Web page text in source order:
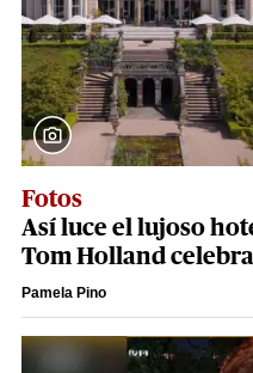
Fotos
Así luce el lujoso
Tom Holland
Pamela Pino